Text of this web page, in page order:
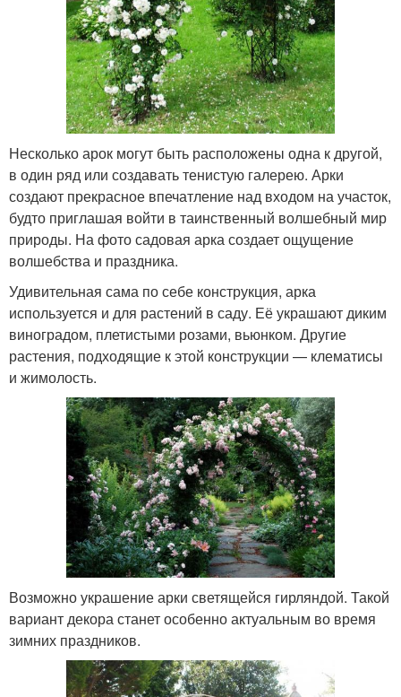
Несколько арок могут быть расположены одна к другой,
в один ряд или создавать тенистую галерею. Арки
создают прекрасное впечатление над входом на участок,
будто приглашая войти в таинственный волшебный мир
природы. На фото садовая арка создает ощущение
волшебства и праздника.
Удивительная сама по себе конструкция, арка
используется и для растений в саду. Её украшают диким
виноградом, плетистыми розами, вьюнком. Другие
растения, подходящие к этой конструкции — клематисы
и жимолость.
Возможно украшение арки светящейся гирляндой. Такой
вариант декора станет особенно актуальным во время
зимних праздников.